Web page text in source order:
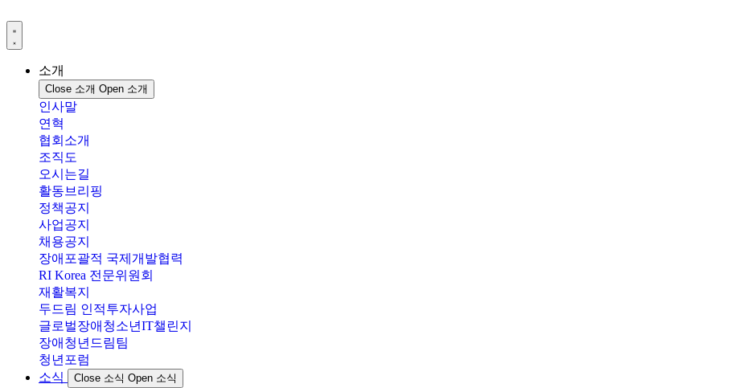
텐
츠
소개
Close 소개 Open 소개
인사말
연혁
협회소개
조직도
오시는길
활동브리핑
정책공지
사업공지
채용공지
장애포괄적 국제개발협력
RI Korea 전문위원회
재활복지
두드림 인적투자사업
글로벌장애청소년IT챌린지
장애청년드림팀
청년포럼
소식
Close 소식 Open 소식